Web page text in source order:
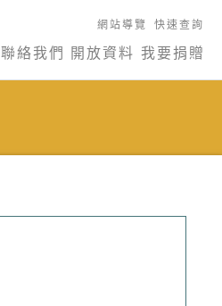
網站導覽 快速查詢
聯絡我們 開放資料 我要捐贈